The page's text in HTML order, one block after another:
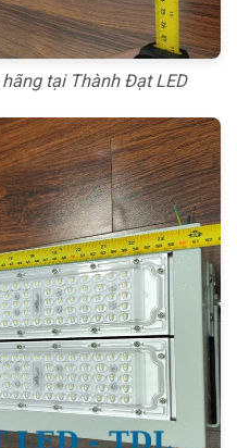
tại Thành Đạt LED